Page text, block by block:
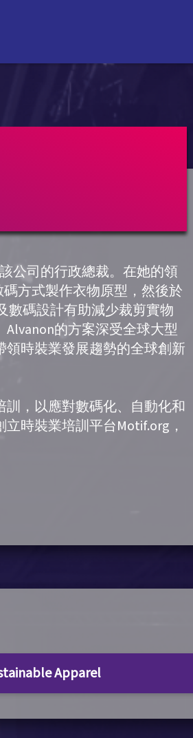
公司的行政總裁。在她的領
方式製作衣物原型，然後於
數碼設計有助減少裁剪實物
的方案深受全球大型
時裝業發展趨勢的全球創新
，以應對數碼化、自動化和
時裝業培訓平台Motif.org，
Apparel